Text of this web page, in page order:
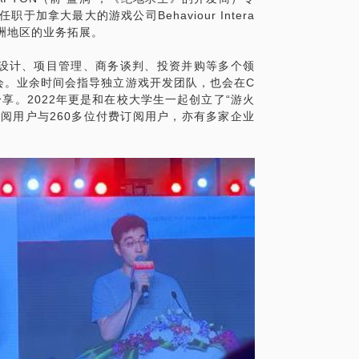
职于加拿大最大的游戏公司Behaviour Intera
区的业务拓展。
计、项目管理、商务谈判、投资并购等多个领
业余时间会指导独立游戏开发团队，也会在C
。2022年更是和在校大学生一起创立了“游火
用户与260多位付费订阅用户，亦有多家企业